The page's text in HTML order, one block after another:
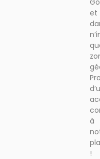
et
à
!